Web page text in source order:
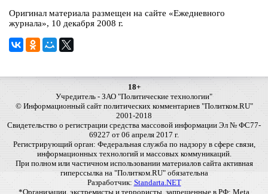
Оригинал материала размещен на сайте «Ежедневного
журнала», 10 декабря 2008 г.
18+
Учредитель - ЗАО "Политические технологии"
© Информационный сайт политических комментариев "Политком.RU"
2001-2018
Свидетельство о регистрации средства массовой информации Эл № ФС77-
69227 от 06 апреля 2017 г.
Регистрирующий орган: Федеральная служба по надзору в сфере связи,
информационных технологий и массовых коммуникаций.
При полном или частичном использовании материалов сайта активная
гиперссылка на "Политком.RU" обязательна
Разработчик: Standarta.NET
*Организации, экстремисты и террористы, запрещенные в РФ: Meta